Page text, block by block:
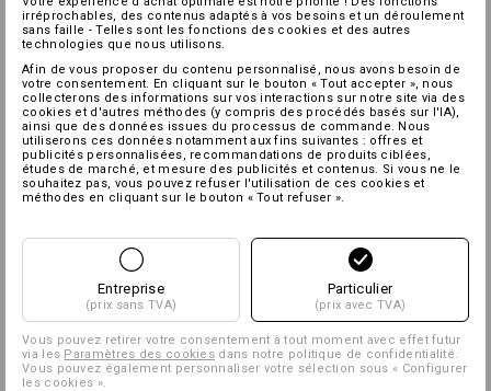
irréprochables, des contenus adaptés à vos besoins et un déroulement
sans faille - Telles sont les fonctions des cookies et des autres
technologies que nous utilisons.
Afin de vous proposer du contenu personnalisé, nous avons besoin de
votre consentement. En cliquant sur le bouton « Tout accepter », nous
collecterons des informations sur vos interactions sur notre site via des
cookies et d'autres méthodes (y compris des procédés basés sur l'IA),
ainsi que des données issues du processus de commande. Nous
utiliserons ces données notamment aux fins suivantes : offres et
publicités personnalisées, recommandations de produits ciblées,
études de marché, et mesure des publicités et contenus. Si vous ne le
souhaitez pas, vous pouvez refuser l'utilisation de ces cookies et
méthodes en cliquant sur le bouton « Tout refuser ».
Entreprise
(prix sans TVA)
Particulier
(prix avec TVA)
Vous pouvez retirer votre consentement à tout moment avec effet futur
via les Paramètres des cookies dans notre politique de confidentialité.
Vous pouvez également personnaliser votre sélection sous « Configurer
les cookies ».